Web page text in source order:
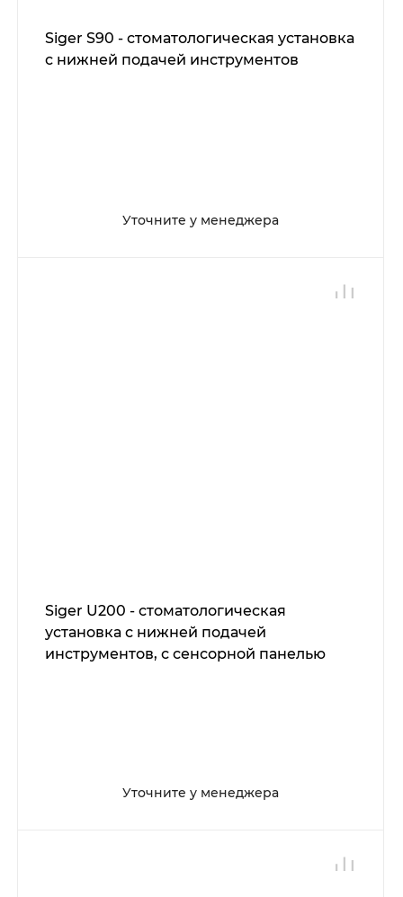
Siger S90 - стоматологическая установка
с нижней подачей инструментов
Уточните у менеджера
Siger U200 - стоматологическая
установка с нижней подачей
инструментов, с сенсорной панелью
Уточните у менеджера